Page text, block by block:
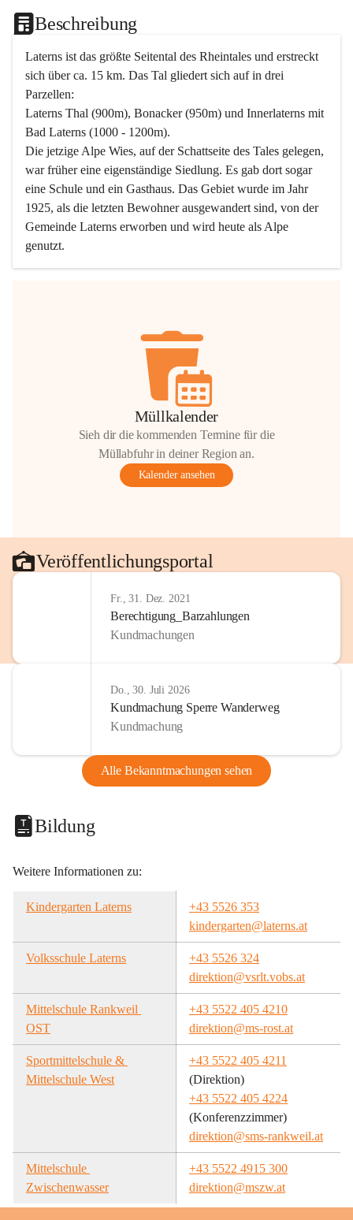
Beschreibung
Laterns ist das größte Seitental des Rheintales und erstreckt
sich über ca. 15 km. Das Tal gliedert sich auf in drei
Parzellen:
Laterns Thal (900m), Bonacker (950m) und Innerlaterns mit
Bad Laterns (1000 - 1200m).
Die jetzige Alpe Wies, auf der Schattseite des Tales gelegen,
war früher eine eigenständige Siedlung. Es gab dort sogar
eine Schule und ein Gasthaus. Das Gebiet wurde im Jahr
1925, als die letzten Bewohner ausgewandert sind, von der
Gemeinde Laterns erworben und wird heute als Alpe
genutzt.
Müllkalender
Sieh dir die kommenden Termine für die
Müllabfuhr in deiner Region an.
Kalender ansehen
Veröffentlichungsportal
Fr., 31. Dez. 2021
Berechtigung_Barzahlungen
Kundmachungen
Do., 30. Juli 2026
Kundmachung Sperre Wanderweg
Kundmachung
Alle Bekanntmachungen sehen
Bildung
Weitere Informationen zu:
Kindergarten Laterns
+43 5526 353
kindergarten@laterns.at
Volksschule Laterns
+43 5526 324
direktion@vsrlt.vobs.at
Mittelschule Rankweil
OST
+43 5522 405 4210
direktion@ms-rost.at
Sportmittelschule &
Mittelschule West
+43 5522 405 4211
(Direktion)
+43 5522 405 4224
(Konferenzzimmer)
direktion@sms-rankweil.at
Mittelschule
Zwischenwasser
+43 5522 4915 300
direktion@mszw.at